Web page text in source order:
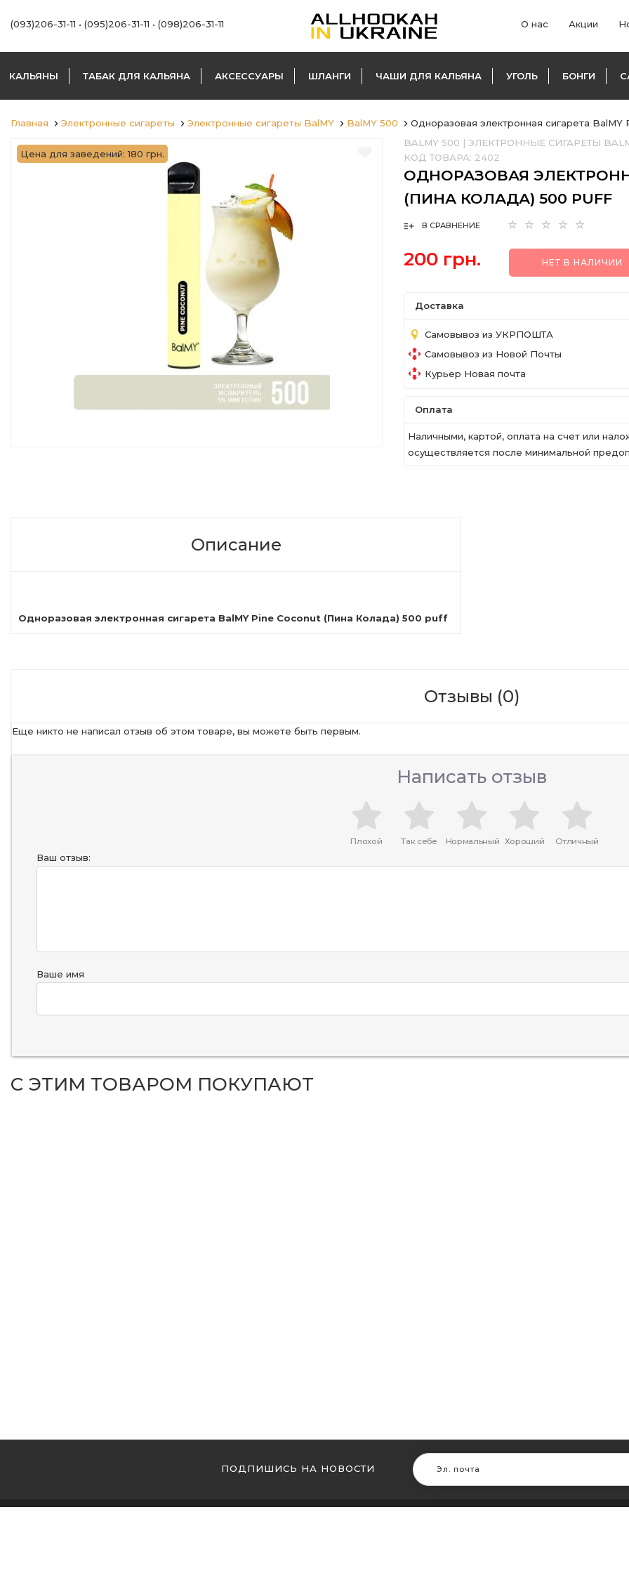
(093)206-31-11 • (095)206-31-11 • (098)206-31-11 О нас Акции
КАЛЬЯНЫ ТАБАК ДЛЯ КАЛЬЯНА АКСЕССУАРЫ ШЛАНГИ ЧАШИ ДЛЯ КАЛЬЯНА УГОЛЬ БОНГИ
Главная Электронные сигареты Электронные сигареты BalMY BalMY 500 Одноразовая электронная сигарета
Цена для заведений: 180 грн.
BALMY 500 | ЭЛЕКТРОННЫЕ СИГАРЕТЫ
КОД ТОВАРА: 2402
ОДНОРАЗОВАЯ
(ПИНА КОЛАДА) 500 PUFF
В СРАВНЕНИЕ
200 грн. НЕТ В НАЛИЧИИ
Доставка
Самовывоз из УКРПОШТА
Самовывоз из Новой Почты
Курьер Новая почта
Оплата
Наличными, картой, оплата на счет или
осуществляется после минимальной
Описание
Одноразовая электронная сигарета BalMY Pine Coconut (Пина Колада) 500 puff
Отзывы (0)
Еще никто не написал отзыв об этом товаре, вы можете быть первым.
Написать отзыв
Плохой Так себе Нормальный Хороший Отличный
Ваш отзыв:
Ваше имя
С ЭТИМ ТОВАРОМ ПОКУПАЮТ
ПОДПИШИСЬ НА НОВОСТИ